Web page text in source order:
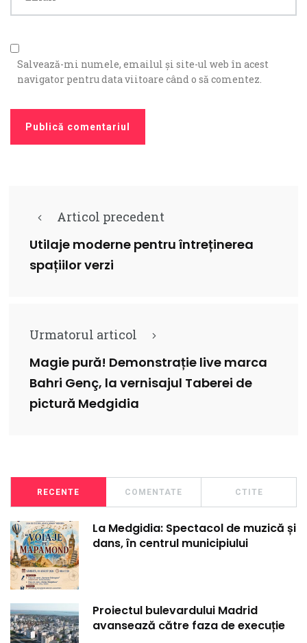
Salvează-mi numele, emailul și site-ul web în acest
navigator pentru data viitoare când o să comentez.
Articol precedent
Utilaje moderne pentru întreținerea
spațiilor verzi
Urmatorul articol
Magie pură! Demonstrație live marca
Bahri Genç, la vernisajul Taberei de
pictură Medgidia
RECENTE COMENTATE CTITE
La Medgidia: Spectacol de muzică și
dans, în centrul municipiului
Proiectul bulevardului Madrid
avansează către faza de execuție